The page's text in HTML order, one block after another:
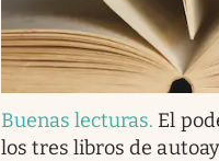
Buenas lecturas. El
los tres libros de